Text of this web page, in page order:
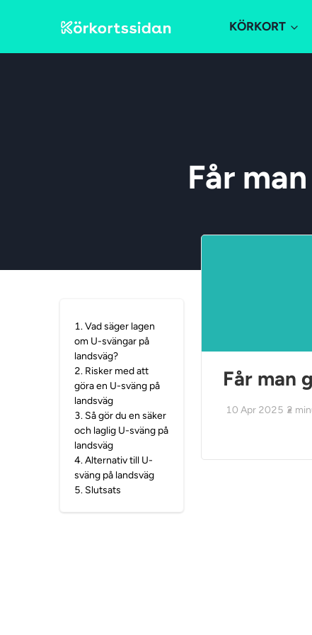
KÖRKORT
Får
1.Vad säger lagen
om U-svängar på
landsväg?
2. Risker med att
göra en U-sväng på
landsväg
3. Så gör du en säker
och laglig U-sväng på
landsväg
4.Alternativ till U-
sväng på landsväg
5. Slutsats
Får man
10 Apr 2025 2